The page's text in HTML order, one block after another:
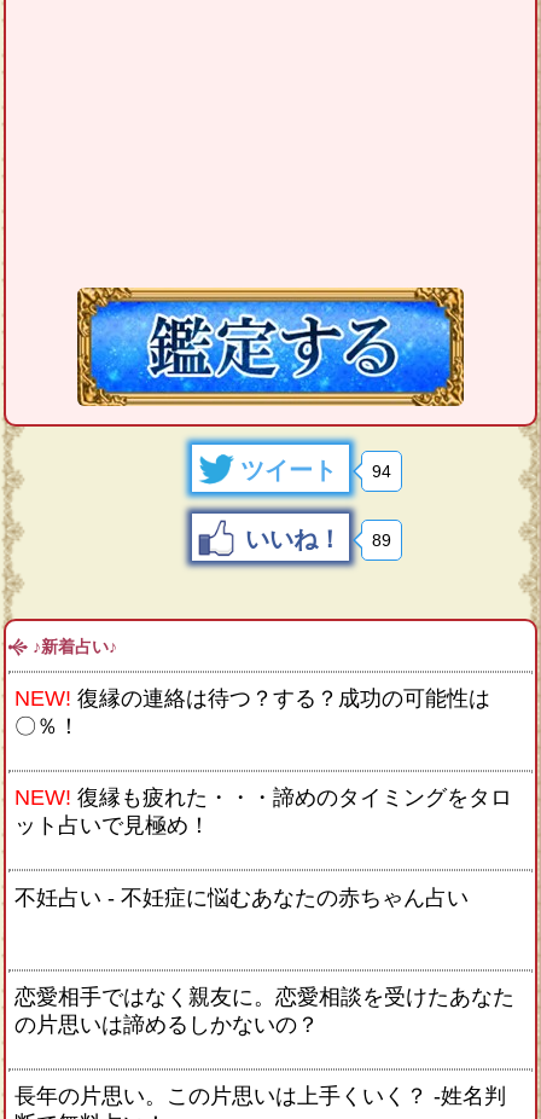
ツイート 94
いいね！ 89
♪新着占い♪
NEW! 復縁の連絡は待つ？する？成功の可能性は
〇％！
NEW! 復縁も疲れた・・・諦めのタイミングをタロ
ット占いで見極め！
不妊占い - 不妊症に悩むあなたの赤ちゃん占い
恋愛相手ではなく親友に。恋愛相談を受けたあなた
の片思いは諦めるしかないの？
長年の片思い。この片思いは上手くいく？ -姓名判